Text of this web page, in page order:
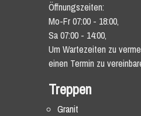
Öffnungszeiten:
Mo-Fr 07:00 - 18:00,
Sa 07:00 - 14:00,
Um Wartezeiten zu
einen Termin zu
Treppen
Granit